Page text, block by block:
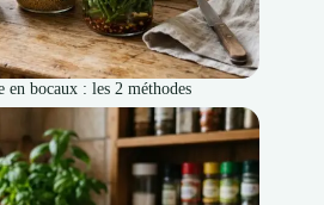
en bocaux : les 2 méthodes